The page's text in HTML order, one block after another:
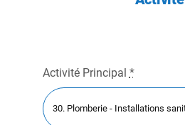
Activité Principal *